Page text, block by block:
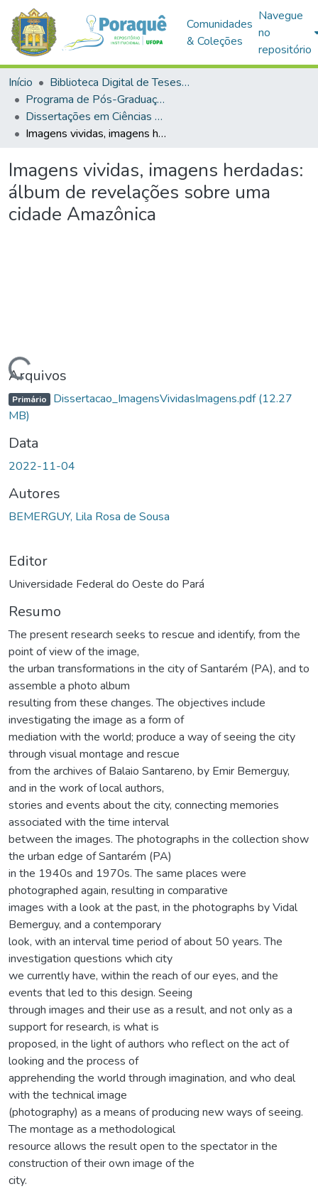
Comunidades
& Coleções
Navegue
no
repositório
Início
Biblioteca Digital de Teses e Dissertações (BDTD)
Programa de Pós-Graduação em Ciências da Sociedade (PPGCS)
Dissertações em Ciências da Sociedade (Mestrado)
Imagens vividas, imagens herdadas: álbum de revelações sobre uma cidade Amazônica
Imagens vividas, imagens herdadas:
álbum de revelações sobre uma
cidade Amazônica
Arquivos
Primário Dissertacao_ImagensVividasImagens.pdf(12.27
MB)
Data
2022-11-04
Autores
BEMERGUY, Lila Rosa de Sousa
Editor
Universidade Federal do Oeste do Pará
Resumo
The present research seeks to rescue and identify, from the
point of view of the image,
the urban transformations in the city of Santarém (PA), and to
assemble a photo album
resulting from these changes. The objectives include
investigating the image as a form of
mediation with the world; produce a way of seeing the city
through visual montage and rescue
from the archives of Balaio Santareno, by Emir Bemerguy,
and in the work of local authors,
stories and events about the city, connecting memories
associated with the time interval
between the images. The photographs in the collection show
the urban edge of Santarém (PA)
in the 1940s and 1970s. The same places were
photographed again, resulting in comparative
images with a look at the past, in the photographs by Vidal
Bemerguy, and a contemporary
look, with an interval time period of about 50 years. The
investigation questions which city
we currently have, within the reach of our eyes, and the
events that led to this design. Seeing
through images and their use as a result, and not only as a
support for research, is what is
proposed, in the light of authors who reflect on the act of
looking and the process of
apprehending the world through imagination, and who deal
with the technical image
(photography) as a means of producing new ways of seeing.
The montage as a methodological
resource allows the result open to the spectator in the
construction of their own image of the
city.